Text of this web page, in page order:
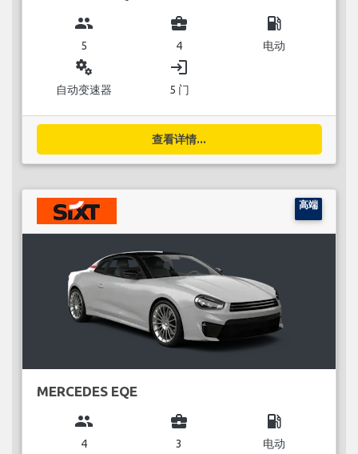
group
5
business_center
4
local_gas_station
电动
miscellaneous_services
自动变速器
login
5 门
查看详情...
高端
MERCEDES EQE
group
4
business_center
3
local_gas_station
电动